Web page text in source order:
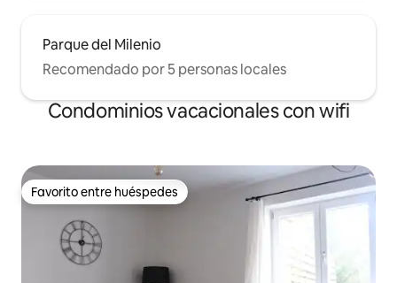
Parque del Milenio
Recomendado por 5 personas locales
Condominios vacacionales con wifi
Favorito entre huéspedes
Favorito entre huéspedes